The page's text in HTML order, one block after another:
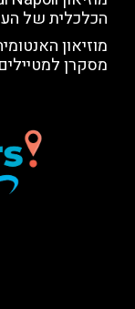
הכלכלית של
מוזיאון
מסקרן